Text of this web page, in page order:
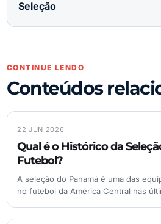
Seleção
CONTINUE LENDO
Conteúdos
22 JUN 2026
Qual é o Histórico da
Futebol?
A seleção do Panamá é uma das
no futebol da América Central nas